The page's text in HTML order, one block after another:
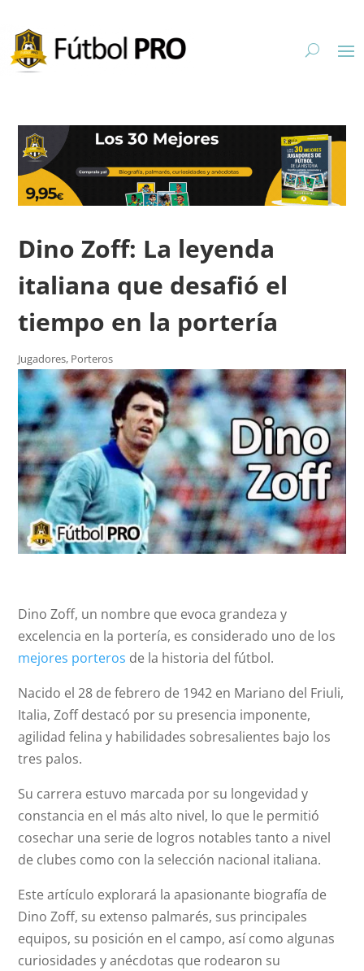
Dino Zoff: La leyenda
italiana que desafió el
tiempo en la portería
Jugadores, Porteros
Dino Zoff, un nombre que evoca grandeza y
excelencia en la portería, es considerado uno de los
mejores porteros de la historia del fútbol.
Nacido el 28 de febrero de 1942 en Mariano del Friuli,
Italia, Zoff destacó por su presencia imponente,
agilidad felina y habilidades sobresalientes bajo los
tres palos.
Su carrera estuvo marcada por su longevidad y
constancia en el más alto nivel, lo que le permitió
cosechar una serie de logros notables tanto a nivel
de clubes como con la selección nacional italiana.
Este artículo explorará la apasionante biografía de
Dino Zoff, su extenso palmarés, sus principales
equipos, su posición en el campo, así como algunas
curiosidades y anécdotas que rodearon su